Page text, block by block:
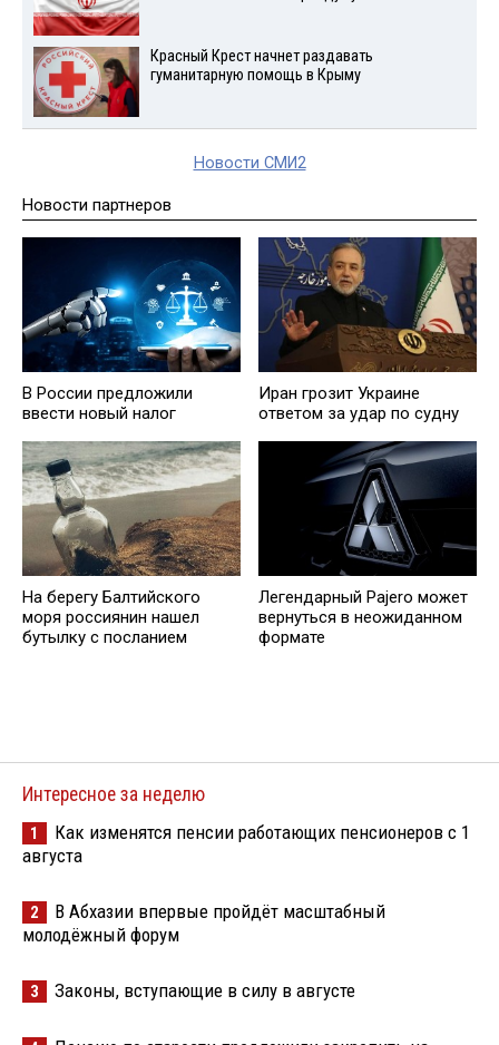
Красный Крест начнет раздавать
гуманитарную помощь в Крыму
Новости СМИ2
Новости партнеров
В России предложили
ввести новый налог
Иран грозит Украине
ответом за удар по судну
На берегу Балтийского
моря россиянин нашел
бутылку с посланием
Легендарный Pajero может
вернуться в неожиданном
формате
Интересное за неделю
1
Как изменятся пенсии работающих пенсионеров с 1
августа
2
В Абхазии впервые пройдёт масштабный
молодёжный форум
3 Законы, вступающие в силу в августе